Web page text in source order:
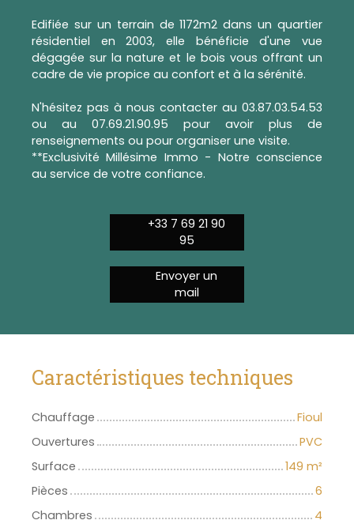
Edifiée sur un terrain de 1172m2 dans un quartier
résidentiel en 2003, elle bénéficie d'une vue
dégagée sur la nature et le bois vous offrant un
cadre de vie propice au confort et à la sérénité.
N'hésitez pas à nous contacter au 03.87.03.54.53
ou au 07.69.21.90.95 pour avoir plus de
renseignements ou pour organiser une visite.
**Exclusivité Millésime Immo - Notre conscience
au service de votre confiance.
+33 7 69 21 90
95
Envoyer un
mail
Caractéristiques techniques
Chauffage
Fioul
Ouvertures
PVC
Surface
149 m²
Pièces
6
Chambres
4